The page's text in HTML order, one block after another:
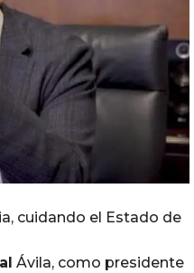
cuidando el Estado de
Ávila, como presidente